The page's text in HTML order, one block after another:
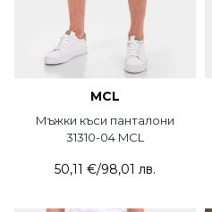
MCL
Мъжки къси панталони
31310-04 MCL
50,11 €/98,01 лв.